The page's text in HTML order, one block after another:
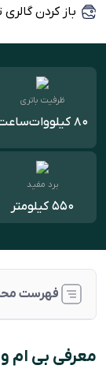
باز کردن گالری
ظرفیت باتری
80 کیلووات‌ساعت
برد مفید
550 کیلومتر
فهرست
بررسی طراحی
معرفی بی ام و iX3